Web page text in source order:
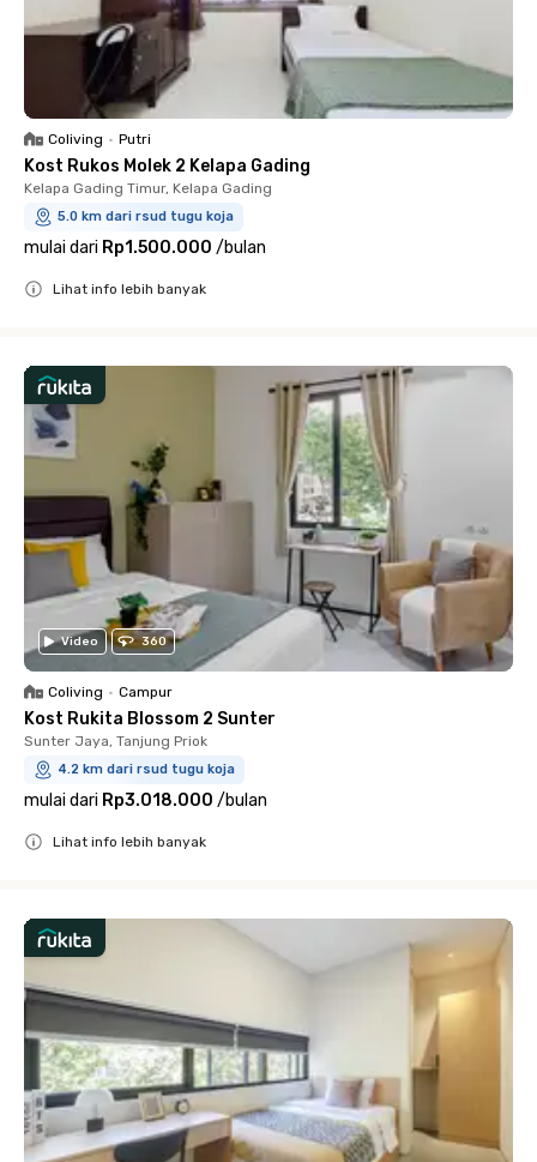
Coliving • Putri
Kost Rukos Molek 2 Kelapa Gading
Kelapa Gading Timur, Kelapa Gading
5.0 km dari rsud tugu koja
mulai dari Rp1.500.000 /bulan
Lihat info lebih banyak
Video 360
Coliving • Campur
Kost Rukita Blossom 2 Sunter
Sunter Jaya, Tanjung Priok
4.2 km dari rsud tugu koja
mulai dari Rp3.018.000 /bulan
Lihat info lebih banyak